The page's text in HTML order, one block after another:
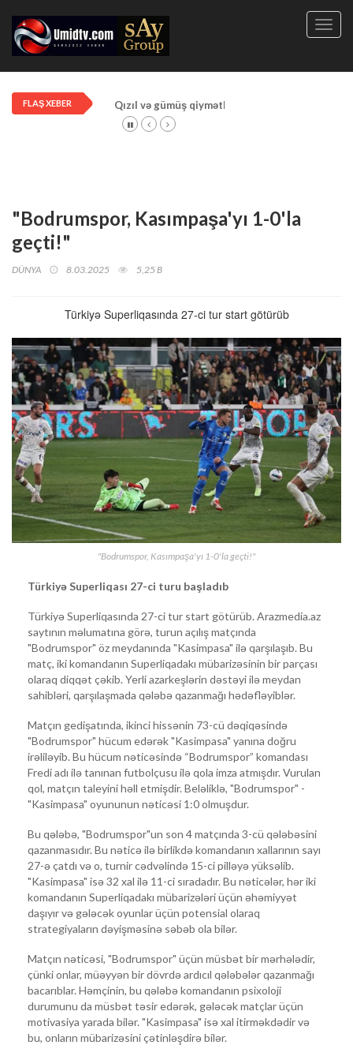
FLAŞ XEBER Qızıl və gümüş qiymətləri artdı!
"Bodrumspor, Kasımpaşa'yı 1-0'la
geçti!"
DÜNYA 8.03.2025 5,25 B
Türkiyə Superliqasında 27-ci tur start götürüb
"Bodrumspor, Kasımpaşa'yı 1-0'la geçti!"
Türkiyə Superliqası 27-ci turu başladıb
Türkiyə Superliqasında 27-ci tur start götürüb. Arazmedia.az
saytının məlumatına görə, turun açılış matçında
"Bodrumspor" öz meydanında "Kasimpasa" ilə qarşılaşıb. Bu
matç, iki komandanın Superliqadakı mübarizəsinin bir parçası
olaraq diqqət çəkib. Yerli azarkeşlərin dəstəyi ilə meydan
sahibləri, qarşılaşmada qələbə qazanmağı hədəfləyiblər.
Matçın gedişatında, ikinci hissənin 73-cü dəqiqəsində
"Bodrumspor" hücum edərək "Kasimpasa" yanına doğru
irəliləyib. Bu hücum nəticəsində “Bodrumspor” komandası
Fredi adı ilə tanınan futbolçusu ilə qola imza atmışdır. Vurulan
qol, matçın taleyini həll etmişdir. Beləliklə, "Bodrumspor" -
"Kasimpasa" oyununun nəticəsi 1:0 olmuşdur.
Bu qələbə, "Bodrumspor"un son 4 matçında 3-cü qələbəsini
qazanmasıdır. Bu nəticə ilə birlikdə komandanın xallarının sayı
27-ə çatdı və o, turnir cədvəlində 15-ci pilləyə yüksəlib.
"Kasimpasa" isə 32 xal ilə 11-ci sıradadır. Bu nəticələr, hər iki
komandanın Superliqadakı mübarizələri üçün əhəmiyyət
daşıyır və gələcək oyunlar üçün potensial olaraq
strategiyaların dəyişməsinə səbəb ola bilər.
Matçın nəticəsi, "Bodrumspor" üçün müsbət bir mərhələdir,
çünki onlar, müəyyən bir dövrdə ardıcıl qələbələr qazanmağı
bacarıblar. Həmçinin, bu qələbə komandanın psixoloji
durumunu da müsbət təsir edərək, gələcək matçlar üçün
motivasiya yarada bilər. "Kasimpasa" isə xal itirməkdədir və
bu, onların mübarizəsini çətinləşdirə bilər.